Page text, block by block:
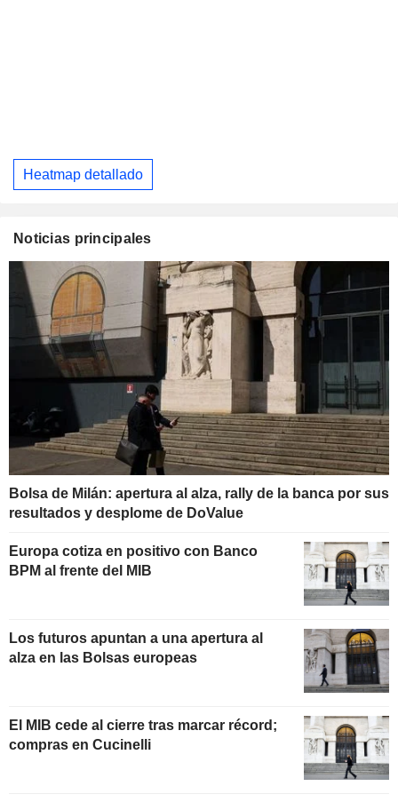
Heatmap detallado
Noticias principales
Bolsa de Milán: apertura al alza, rally de la banca por sus
resultados y desplome de DoValue
Europa cotiza en positivo con Banco
BPM al frente del MIB
Los futuros apuntan a una apertura al
alza en las Bolsas europeas
El MIB cede al cierre tras marcar récord;
compras en Cucinelli